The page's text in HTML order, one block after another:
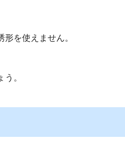
を使えません。
。